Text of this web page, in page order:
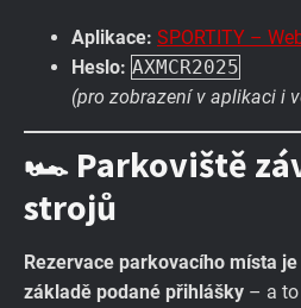
Aplikace: SPORTITY –
Heslo: AXMCR2025
(pro zobrazení v aplikaci i
🏎️ Parkoviště
strojů
Rezervace parkovacího místa
základě podané přihlášky – a